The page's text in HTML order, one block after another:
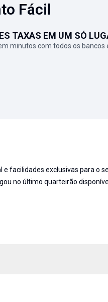
Fácil
TAXAS EM UM SÓ
minutos com todos os bancos
e facilidades exclusivas para o
no último quarteirão